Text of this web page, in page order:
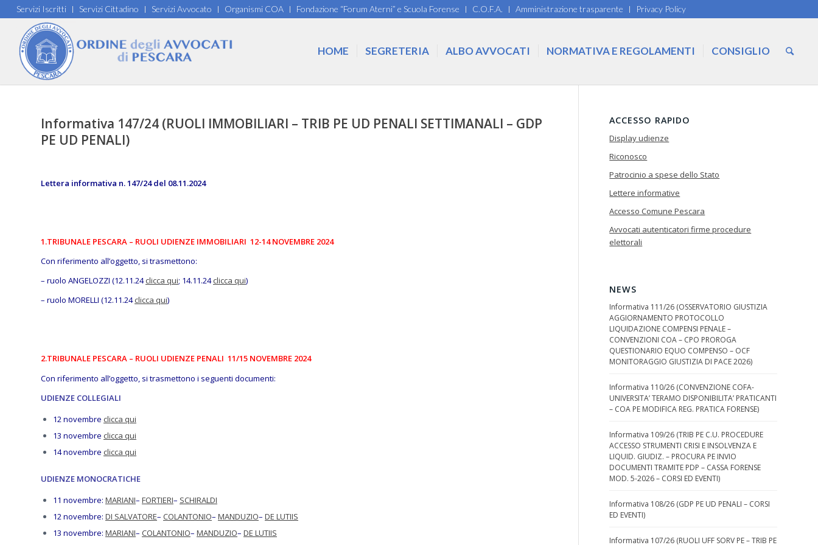
Servizi Iscritti Servizi Cittadino Servizi Avvocato Organismi COA Fondazione “Forum Aterni” e Scuola Forense C.O.F.A. Amministrazione trasparente Privacy Policy
HOME SEGRETERIA ALBO AVVOCATI NORMATIVA E REGOLAMENTI CONSIGLIO
Informativa 147/24 (RUOLI IMMOBILIARI – TRIB PE UD PENALI SETTIMANALI – GDP
PE UD PENALI)
Lettera informativa n. 147/24 del 08.11.2024
1.TRIBUNALE PESCARA – RUOLI UDIENZE IMMOBILIARI 12-14 NOVEMBRE 2024
Con riferimento all’oggetto, si trasmettono:
– ruolo ANGELOZZI (12.11.24clicca qui; 14.11.24clicca qui)
– ruolo MORELLI (12.11.24clicca qui)
2.TRIBUNALE PESCARA – RUOLI UDIENZE PENALI 11/15 NOVEMBRE 2024
Con riferimento all’oggetto, si trasmettono i seguenti documenti:
UDIENZE COLLEGIALI
12 novembre clicca qui
13 novembre clicca qui
14 novembre clicca qui
UDIENZE MONOCRATICHE
11 novembre: MARIANI– FORTIERI– SCHIRALDI
12 novembre: DI SALVATORE– COLANTONIO– MANDUZIO– DE LUTIIS
13 novembre: MARIANI– COLANTONIO– MANDUZIO– DE LUTIIS
ACCESSO RAPIDO
Display udienze
Riconosco
Patrocinio a spese dello Stato
Lettere informative
Accesso Comune Pescara
Avvocati autenticatori firme procedure
elettorali
NEWS
Informativa 111/26 (OSSERVATORIO GIUSTIZIA
AGGIORNAMENTO PROTOCOLLO
LIQUIDAZIONE COMPENSI PENALE –
CONVENZIONI COA – CPO PROROGA
QUESTIONARIO EQUO COMPENSO – OCF
MONITORAGGIO GIUSTIZIA DI PACE 2026)
Informativa 110/26 (CONVENZIONE COFA-
UNIVERSITA’ TERAMO DISPONIBILITA’ PRATICANTI
– COA PE MODIFICA REG. PRATICA FORENSE)
Informativa 109/26 (TRIB PE C.U. PROCEDURE
ACCESSO STRUMENTI CRISI E INSOLVENZA E
LIQUID. GIUDIZ. – PROCURA PE INVIO
DOCUMENTI TRAMITE PDP – CASSA FORENSE
MOD. 5-2026 – CORSI ED EVENTI)
Informativa 108/26 (GDP PE UD PENALI – CORSI
ED EVENTI)
Informativa 107/26 (RUOLI UFF SORV PE – TRIB PE